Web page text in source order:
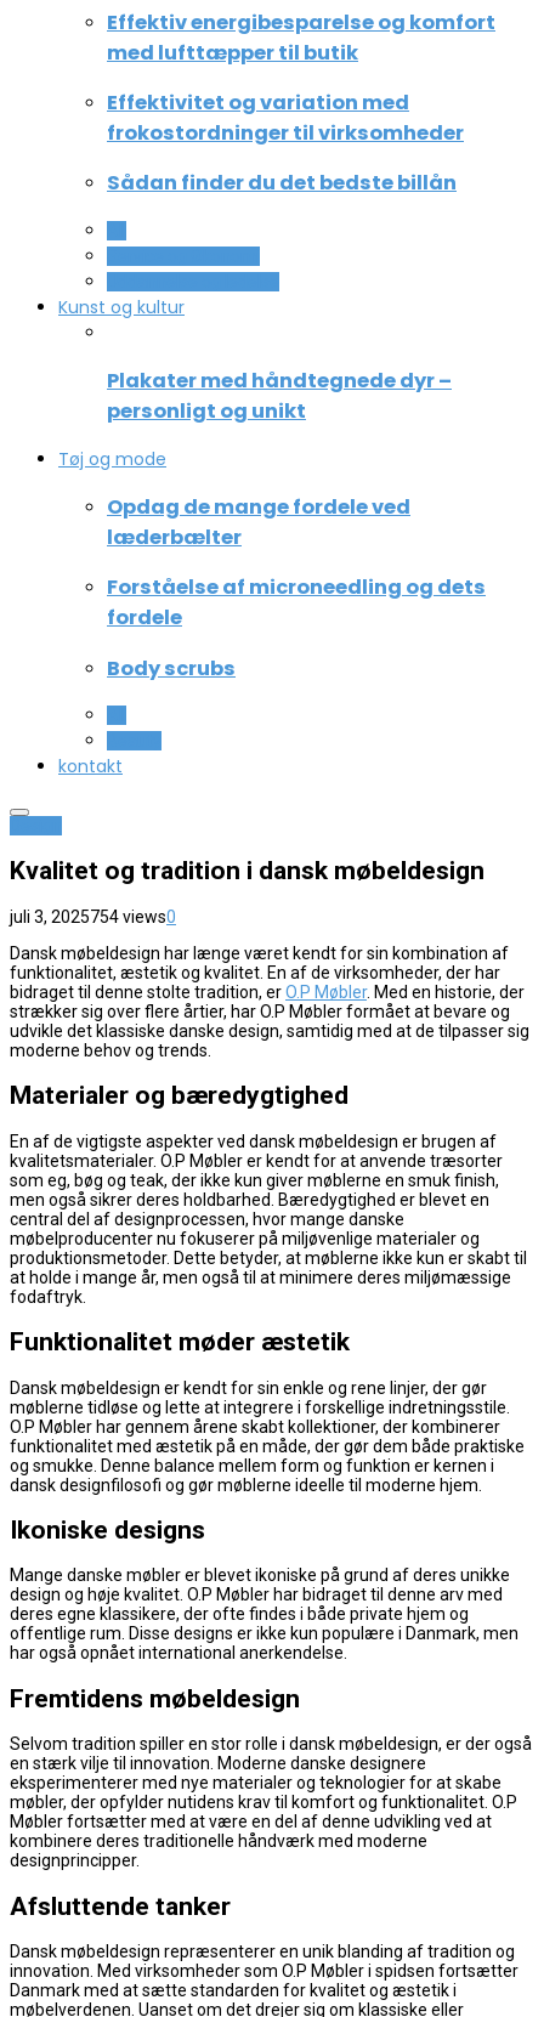
Effektiv energibesparelse og komfort
med lufttæpper til butik
Effektivitet og variation med
frokostordninger til virksomheder
Sådan finder du det bedste billån
Kunst og kultur
Plakater med håndtegnede dyr –
personligt og unikt
Tøj og mode
Opdag de mange fordele ved
læderbælter
Forståelse af microneedling og dets
fordele
Body scrubs
kontakt
Kvalitet og tradition i dansk møbeldesign
juli 3, 2025754 views0
Dansk møbeldesign har længe været kendt for sin kombination af
funktionalitet, æstetik og kvalitet. En af de virksomheder, der har
bidraget til denne stolte tradition, erO.P Møbler. Med en historie, der
strækker sig over flere årtier, har O.P Møbler formået at bevare og
udvikle det klassiske danske design, samtidig med at de tilpasser sig
moderne behov og trends.
Materialer og bæredygtighed
En af de vigtigste aspekter ved dansk møbeldesign er brugen af
kvalitetsmaterialer. O.P Møbler er kendt for at anvende træsorter
som eg, bøg og teak, der ikke kun giver møblerne en smuk finish,
men også sikrer deres holdbarhed. Bæredygtighed er blevet en
central del af designprocessen, hvor mange danske
møbelproducenter nu fokuserer på miljøvenlige materialer og
produktionsmetoder. Dette betyder, at møblerne ikke kun er skabt til
at holde i mange år, men også til at minimere deres miljømæssige
fodaftryk.
Funktionalitet møder æstetik
Dansk møbeldesign er kendt for sin enkle og rene linjer, der gør
møblerne tidløse og lette at integrere i forskellige indretningsstile.
O.P Møbler har gennem årene skabt kollektioner, der kombinerer
funktionalitet med æstetik på en måde, der gør dem både praktiske
og smukke. Denne balance mellem form og funktion er kernen i
dansk designfilosofi og gør møblerne ideelle til moderne hjem.
Ikoniske designs
Mange danske møbler er blevet ikoniske på grund af deres unikke
design og høje kvalitet. O.P Møbler har bidraget til denne arv med
deres egne klassikere, der ofte findes i både private hjem og
offentlige rum. Disse designs er ikke kun populære i Danmark, men
har også opnået international anerkendelse.
Fremtidens møbeldesign
Selvom tradition spiller en stor rolle i dansk møbeldesign, er der også
en stærk vilje til innovation. Moderne danske designere
eksperimenterer med nye materialer og teknologier for at skabe
møbler, der opfylder nutidens krav til komfort og funktionalitet. O.P
Møbler fortsætter med at være en del af denne udvikling ved at
kombinere deres traditionelle håndværk med moderne
designprincipper.
Afsluttende tanker
Dansk møbeldesign repræsenterer en unik blanding af tradition og
innovation. Med virksomheder som O.P Møbler i spidsen fortsætter
Danmark med at sætte standarden for kvalitet og æstetik i
møbelverdenen. Uanset om det drejer sig om klassiske eller